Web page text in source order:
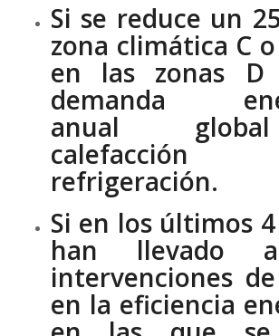
Si se reduce un
zona climática C
en las zonas
demanda
anual
refrigeración.
Si en los últimos
han llevado
intervenciones
en la eficiencia